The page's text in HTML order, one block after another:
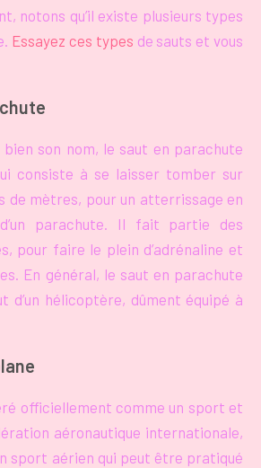
notons qu’il existe plusieurs types
Essayez ces types de sauts et vous
bien son nom, le saut en parachute
consiste à se laisser tomber sur
de mètres, pour un atterrissage en
parachute. Il fait partie des
pour faire le plein d’adrénaline et
En général, le saut en parachute
d’un hélicoptère, dûment équipé à
officiellement comme un sport et
aéronautique internationale,
sport aérien qui peut être pratiqué